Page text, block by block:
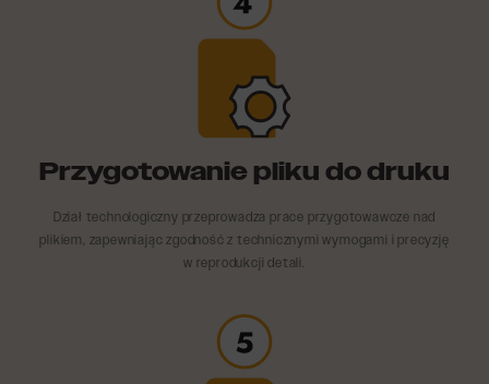
Przygotowanie pliku do druku
Dział technologiczny przeprowadza prace przygotowawcze nad
plikiem, zapewniając zgodność z technicznymi wymogami i precyzję
w reprodukcji detali.